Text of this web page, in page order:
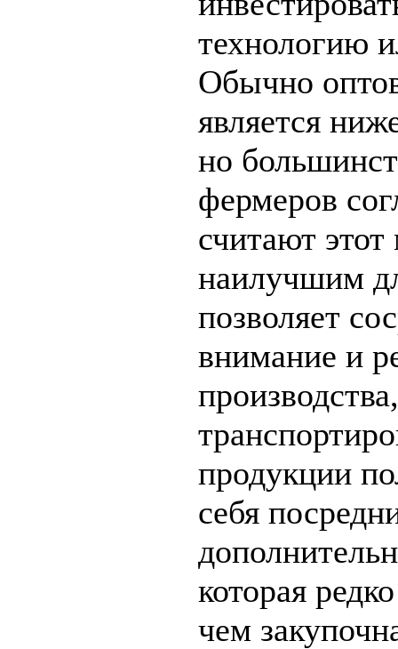
технологию
Обычно
является
но
фермеров
считают
наилучшим
позволяет
внимание и
продукции
себя
которая
чем